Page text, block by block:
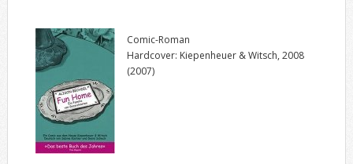
Comic-Roman
Hardcover: Kiepenheuer & Witsch, 2008
(2007)